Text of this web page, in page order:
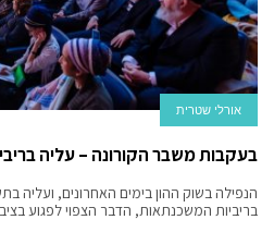
אורלי שטרית
בעקבות משבר הקורונה – עליה
הנפילה בשוק ההון בימים האחרונים, ועליה
בריביות המשכנתאות, הדבר הצפוי לפגוע